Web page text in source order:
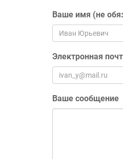
Ваше имя (не
Электронная
Ваше сообщение